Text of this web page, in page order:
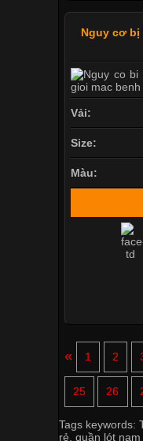
Nguy cơ bị
Vải:
Size:
Màu:
« 1 2
25 26
Tags keywords:
rẻ quần lót nam